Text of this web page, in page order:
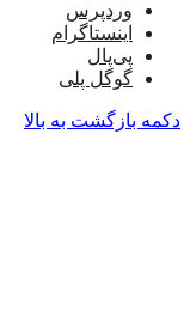
وردپرس
اینستاگرام
پی‌پال
گوگل پلی
دکمه بازگشت به بالا